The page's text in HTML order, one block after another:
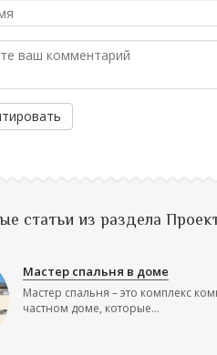
статьи из раздела
Мастер спальня в доме
Мастер спальня – это комплекс
частном доме, которые...